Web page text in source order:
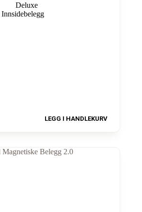
LEGG I HANDLEKURV